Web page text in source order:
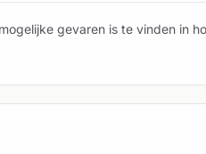
gevaren is te vinden in